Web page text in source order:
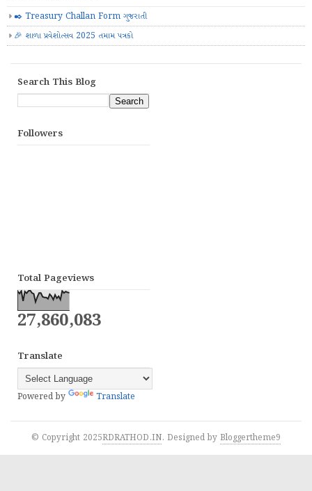
✒️ Treasury Challan Form ગુજરાતી
🎉 શાળા પ્રવેશોત્સવ 2025 તમામ પત્રકો
Search This Blog
Followers
Total Pageviews
27,860,083
Translate
Powered by Translate
© Copyright 2025RDRATHOD.IN. Designed by Bloggertheme9